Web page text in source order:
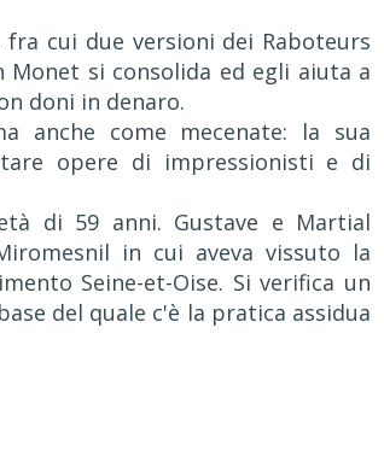
cui due versioni dei Raboteurs
si consolida ed egli aiuta a
doni in denaro.
anche come mecenate: la sua
opere di impressionisti e di
di 59 anni. Gustave e Martial
in cui aveva vissuto la
Seine-et-Oise. Si verifica un
del quale c'è la pratica assidua